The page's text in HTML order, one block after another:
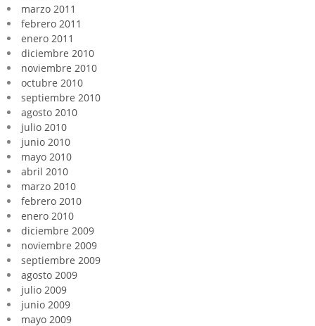
marzo 2011
febrero 2011
enero 2011
diciembre 2010
noviembre 2010
octubre 2010
septiembre 2010
agosto 2010
julio 2010
junio 2010
mayo 2010
abril 2010
marzo 2010
febrero 2010
enero 2010
diciembre 2009
noviembre 2009
septiembre 2009
agosto 2009
julio 2009
junio 2009
mayo 2009